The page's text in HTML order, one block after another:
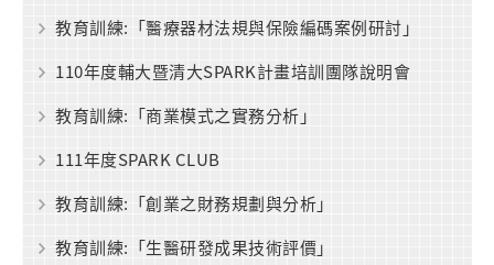
教育訓練:「醫療器材法規與保險編碼案例研討」
110年度輔大暨清大SPARK計畫培訓團隊說明會
教育訓練:「商業模式之實務分析」
111年度SPARK CLUB
教育訓練:「創業之財務規劃與分析」
教育訓練:「生醫研發成果技術評價」